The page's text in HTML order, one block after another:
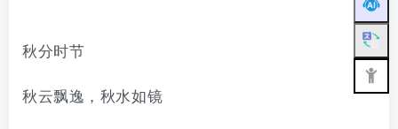
秋分时节
秋云飘逸，秋水如镜